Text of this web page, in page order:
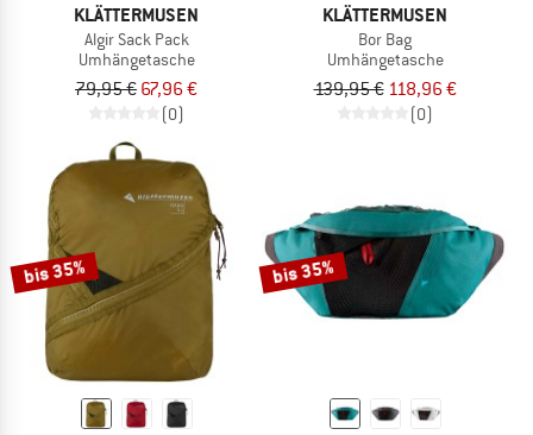
KLÄTTERMUSEN
Algir Sack Pack
Umhängetasche
79,95 € 67,96 €
(0)
KLÄTTERMUSEN
Bor Bag
Umhängetasche
139,95 € 118,96 €
(0)
bis 35% bis 35%